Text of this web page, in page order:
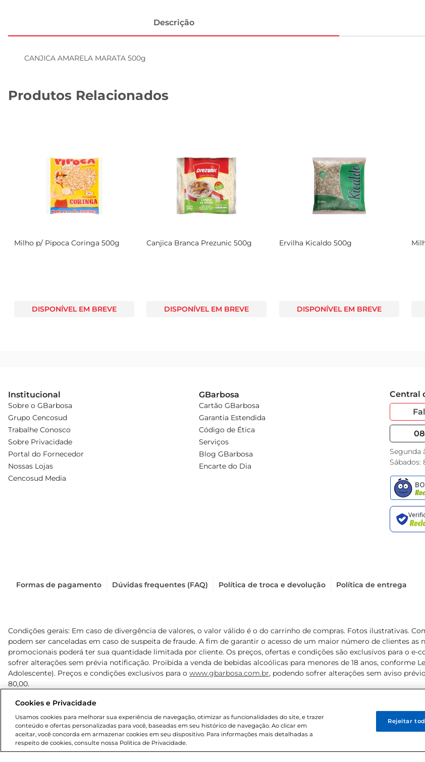
Descrição
CANJICA AMARELA MARATA 500g
Produtos Relacionados
Milho p/ Pipoca Coringa 500g
DISPONÍVEL EM BREVE
Canjica Branca Prezunic 500g
DISPONÍVEL EM BREVE
Ervilha Kicaldo 500g
DISPONÍVEL EM BREVE
Institucional
Sobre o GBarbosa
Grupo Cencosud
Trabalhe Conosco
Sobre Privacidade
Portal do Fornecedor
Nossas Lojas
Cencosud Media
GBarbosa
Cartão GBarbosa
Garantia Estendida
Código de Ética
Serviços
Blog GBarbosa
Encarte do Dia
Central
Segunda
Sábados:
Formas de pagamento Dúvidas frequentes (FAQ) Política de troca e devolução Política de entrega
Condições gerais: Em caso de divergência de valores, o valor válido é o do carrinho de compras. Fotos ilustrativas.
podem ser canceladas em caso de suspeita de fraude. A fim de garantir o acesso de um maior número de clientes
promocionais poderá ter sua quantidade limitada por cliente. Os preços, ofertas e condições são exclusivos para o e-
sofrer alterações sem prévia notificação. Proibida a venda de bebidas alcoólicas para menores de 18 anos, conforme
Adolescente). Preços e condições exclusivos para o www.gbarbosa.com.br, podendo sofrer alterações sem aviso
80,00.
Cookies e Privacidade
Usamos cookies para melhorar sua experiência de navegação, otimizar as funcionalidades do site, e trazer
conteúdo e ofertas personalizadas para você, baseadas em seu histórico de navegação. Ao clicar em
aceitar, você concorda em armazenar cookies em seu dispositivo. Para informações mais detalhadas a
respeito de cookies, consulte nossa Política de Privacidade.
Rejeitar